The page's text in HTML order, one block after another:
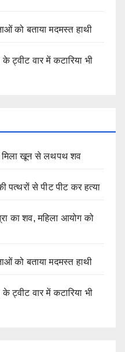
को बताया मदमस्त हाथी
वार में कटारिया भी
मिला खून से लथपथ शव
पत्थरों से पीट पीट कर हत्या
का शव, महिला आयोग को
को बताया मदमस्त हाथी
वार में कटारिया भी